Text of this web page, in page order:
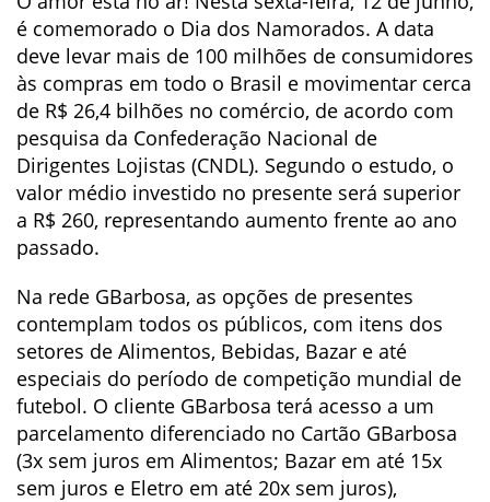
é comemorado o Dia dos Namorados. A data
deve levar mais de 100 milhões de consumidores
às compras em todo o Brasil e movimentar cerca
de R$ 26,4 bilhões no comércio, de acordo com
pesquisa da Confederação Nacional de
Dirigentes Lojistas (CNDL). Segundo o estudo, o
valor médio investido no presente será superior
a R$ 260, representando aumento frente ao ano
passado.
Na rede GBarbosa, as opções de presentes
contemplam todos os públicos, com itens dos
setores de Alimentos, Bebidas, Bazar e até
especiais do período de competição mundial de
futebol. O cliente GBarbosa terá acesso a um
parcelamento diferenciado no Cartão GBarbosa
(3x sem juros em Alimentos; Bazar em até 15x
sem juros e Eletro em até 20x sem juros),